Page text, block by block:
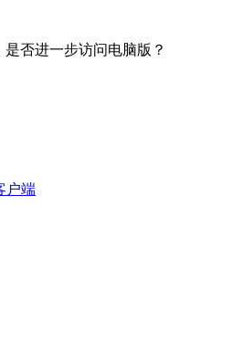
否进一步访问电脑版？
户端